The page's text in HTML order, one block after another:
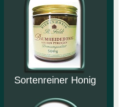
Sortenreiner Honig